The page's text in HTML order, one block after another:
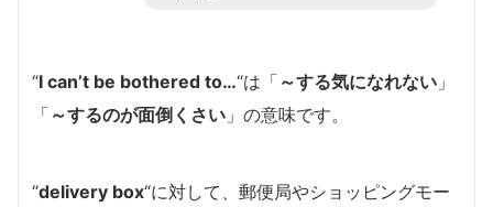
“I can’t be bothered to…“は「 ～する気になれない 」
「 ～するのが面倒くさい 」の意味です。
“delivery box“に対して、郵便局やショッピングモー